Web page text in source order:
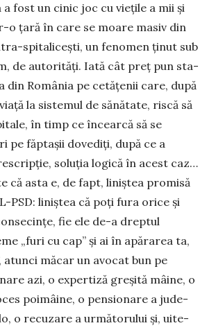
a fost un cinic joc cu viețile a mii și
o țară în care se moare masiv din
spitalicești, un fenomen ținut sub
de autorități. Iată cât preț pun sta­
din România pe cetățenii ca­­re, după
la sistemul de sănătate, riscă să
în timp ce încearcă să se
pe făp­­tașii dovediți, după ce a
soluția logică în acest caz…
că asta e, de fapt, liniștea pro­mi­să
PSD: liniștea că poți fura orice și
fie ele de-a dreptul
„furi cu cap” și ai în apărarea ta,
atunci măcar un avocat bun pe
azi, o expertiză greșită mâine, o
poimâine, o pensionare a ju­de­­
o recuzare a următo­rului și, uite-